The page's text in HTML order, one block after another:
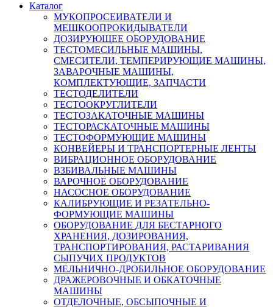
Каталог
МУКОПРОСЕИВАТЕЛИ И
МЕШКООПРОКИДЫВАТЕЛИ
ДОЗИРУЮЩЕЕ ОБОРУДОВАНИЕ
ТЕСТОМЕСИЛЬНЫЕ МАШИНЫ,
СМЕСИТЕЛИ, ТЕМПЕРИРУЮЩИЕ МАШИНЫ,
ЗАВАРОЧНЫЕ МАШИНЫ,
КОМПЛЕКТУЮЩИЕ, ЗАПЧАСТИ
ТЕСТОДЕЛИТЕЛИ
ТЕСТООКРУГЛИТЕЛИ
ТЕСТОЗАКАТОЧНЫЕ МАШИНЫ
ТЕСТОРАСКАТОЧНЫЕ МАШИНЫ
ТЕСТОФОРМУЮЩИЕ МАШИНЫ
КОНВЕЙЕРЫ И ТРАНСПОРТЕРНЫЕ ЛЕНТЫ
ВИБРАЦИОННОЕ ОБОРУДОВАНИЕ
ВЗБИВАЛЬНЫЕ МАШИНЫ
ВАРОЧНОЕ ОБОРУДОВАНИЕ
НАСОСНОЕ ОБОРУДОВАНИЕ
КАЛИБРУЮЩИЕ И РЕЗАТЕЛЬНО-
ФОРМУЮЩИЕ МАШИНЫ
ОБОРУДОВАНИЕ ДЛЯ БЕСТАРНОГО
ХРАНЕНИЯ, ДОЗИРОВАНИЯ,
ТРАНСПОРТИРОВАНИЯ, РАСТАРИВАНИЯ
СЫПУЧИХ ПРОДУКТОВ
МЕЛЬНИЧНО-ДРОБИЛЬНОЕ ОБОРУДОВАНИЕ
ДРАЖЕРОВОЧНЫЕ И ОБКАТОЧНЫЕ
МАШИНЫ
ОТДЕЛОЧНЫЕ, ОБСЫПОЧНЫЕ И